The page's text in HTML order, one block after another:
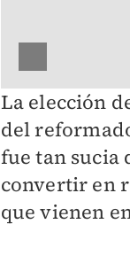
La elección
del
fue tan sucia
convertir en
que vienen